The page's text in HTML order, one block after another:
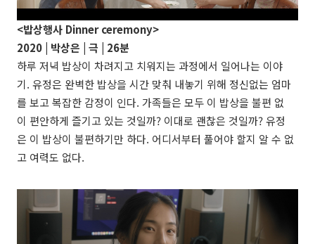
<밥상행사 Dinner ceremony>
2020 | 박상은 | 극 | 26분
하루 저녁 밥상이 차려지고 치워지는 과정에서 일어나는 이야
기. 유정은 완벽한 밥상을 시간 맞춰 내놓기 위해 정신없는 엄마
를 보고 복잡한 감정이 인다. 가족들은 모두 이 밥상을 불편 없
이 편안하게 즐기고 있는 것일까? 이대로 괜찮은 것일까? 유정
은 이 밥상이 불편하기만 하다. 어디서부터 풀어야 할지 알 수 없
고 여력도 없다.